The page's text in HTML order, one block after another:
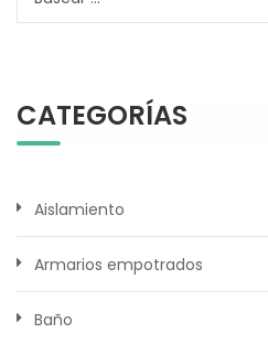
CATEGORÍAS
Aislamiento
Armarios empotrados
Baño